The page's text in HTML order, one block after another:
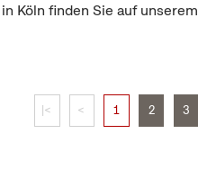
Köln finden Sie auf unserem
|< < 1 2 3